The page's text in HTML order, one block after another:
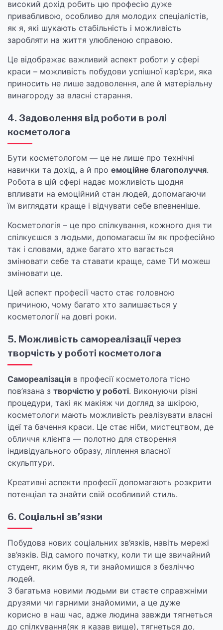
високий дохід робить цю професію дуже
привабливою, особливо для молодих спеціалістів,
як я, які шукають стабільність і можливість
заробляти на життя улюбленою справою.
Це відображає важливий аспект роботи у сфері
краси – можливість побудови успішної кар’єри, яка
приносить не лише задоволення, але й матеріальну
винагороду за власні старання.
4. Задоволення від роботи в ролі
косметолога
Бути косметологом — це не лише про технічні
навички та дохід, а й про емоційне благополуччя.
Робота в цій сфері надає можливість щодня
впливати на емоційний стан людей, допомагаючи
їм виглядати краще і відчувати себе впевненіше.
Косметологія – це про спілкування, кожного дня ти
спілкуєшся з людьми, допомагаєш їм як професійно
так і словами, адже багато хто вагається
змінювати себе та ставати краще, саме ТИ можеш
змінювати це.
Цей аспект професії часто стає головною
причиною, чому багато хто залишається у
косметології на довгі роки.
5. Можливість самореалізації через
творчість у роботі косметолога
Самореалізація в професії косметолога тісно
пов’язана з творчістю у роботі. Виконуючи різні
процедури, такі як макіяж чи догляд за шкірою,
косметологи мають можливість реалізувати власні
ідеї та бачення краси. Це стає ніби, мистецтвом, де
обличчя клієнта — полотно для створення
індивідуального образу, ліплення власної
скульптури.
Креативні аспекти професії допомагають розкрити
потенціал та знайти свій особливий стиль.
6. Соціальні зв’язки
Побудова нових соціальних зв’язків, навіть мережі
зв’язків. Від самого початку, коли ти ще звичайний
студент, яким був я, ти знайомишся з безліччю
людей.
З багатьма новими людьми ви стаєте справжніми
друзями чи гарними знайомими, а це дуже
корисно в наш час, адже людина завжди тягнеться
до спілкування(як я казав вище), тягнеться до,